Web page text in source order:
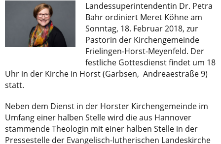
Landessuperintendentin Dr. Petra
Bahr ordiniert Meret Köhne am
Sonntag, 18. Februar 2018, zur
Pastorin der Kirchengemeinde
Frielingen-Horst-Meyenfeld. Der
festliche Gottesdienst findet um 18
Uhr in der Kirche in Horst (Garbsen, Andreaestraße 9)
statt.
Neben dem Dienst in der Horster Kirchengemeinde im
Umfang einer halben Stelle wird die aus Hannover
stammende Theologin mit einer halben Stelle in der
Pressestelle der Evangelisch-lutherischen Landeskirche